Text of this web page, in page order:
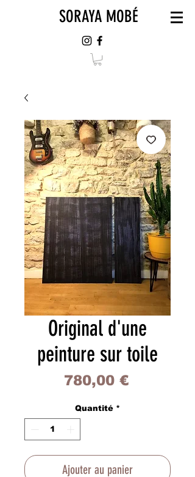
SORAYA MOBÉ
Original d'une
peinture sur toile
780,00 €Prix
Quantité *
Ajouter au panier